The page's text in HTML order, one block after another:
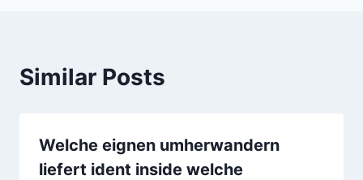
Similar Posts
Welche eignen umherwandern
liefert ident inside welche